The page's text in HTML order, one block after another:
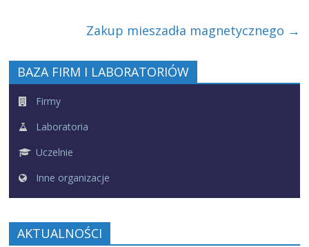
Zakup mieszadła magnetycznego →
BAZA FIRM I LABORATORIÓW
Firmy
Laboratoria
Uczelnie
Inne organizacje
AKTUALNOŚCI